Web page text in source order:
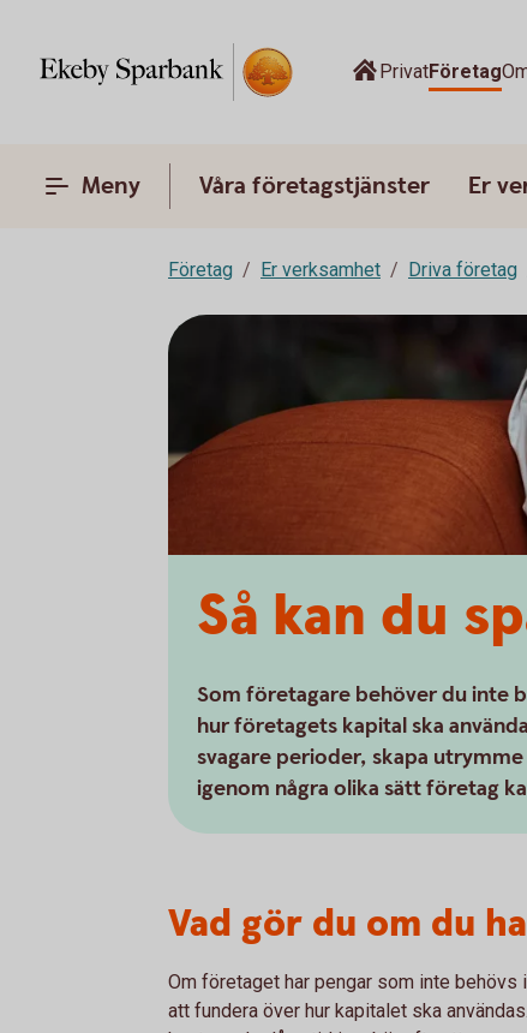
PrivatFöretag
Meny Våra företagstjänster Er
Företag Er verksamhet Driva företag
Så kan du
Som företagare behöver du inte
hur företagets kapital ska
svagare perioder, skapa
igenom några olika sätt företag
Vad gör du om du
Om företaget har pengar som inte
att fundera över hur kapitalet ska